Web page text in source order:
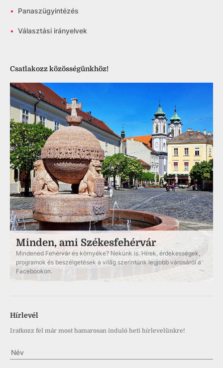
• Panaszügyintézés
• Választási irányelvek
Csatlakozz közösségünkhöz!
Minden, ami Székesfehérvár
Mindened Fehérvár és környéke? Nekünk is. Hírek, érdekességek,
programok és beszélgetések a világ szerintünk legjobb városáról a
Facebookon.
Hírlevél
Iratkozz fel már most hamarosan induló heti hírlevelünkre!